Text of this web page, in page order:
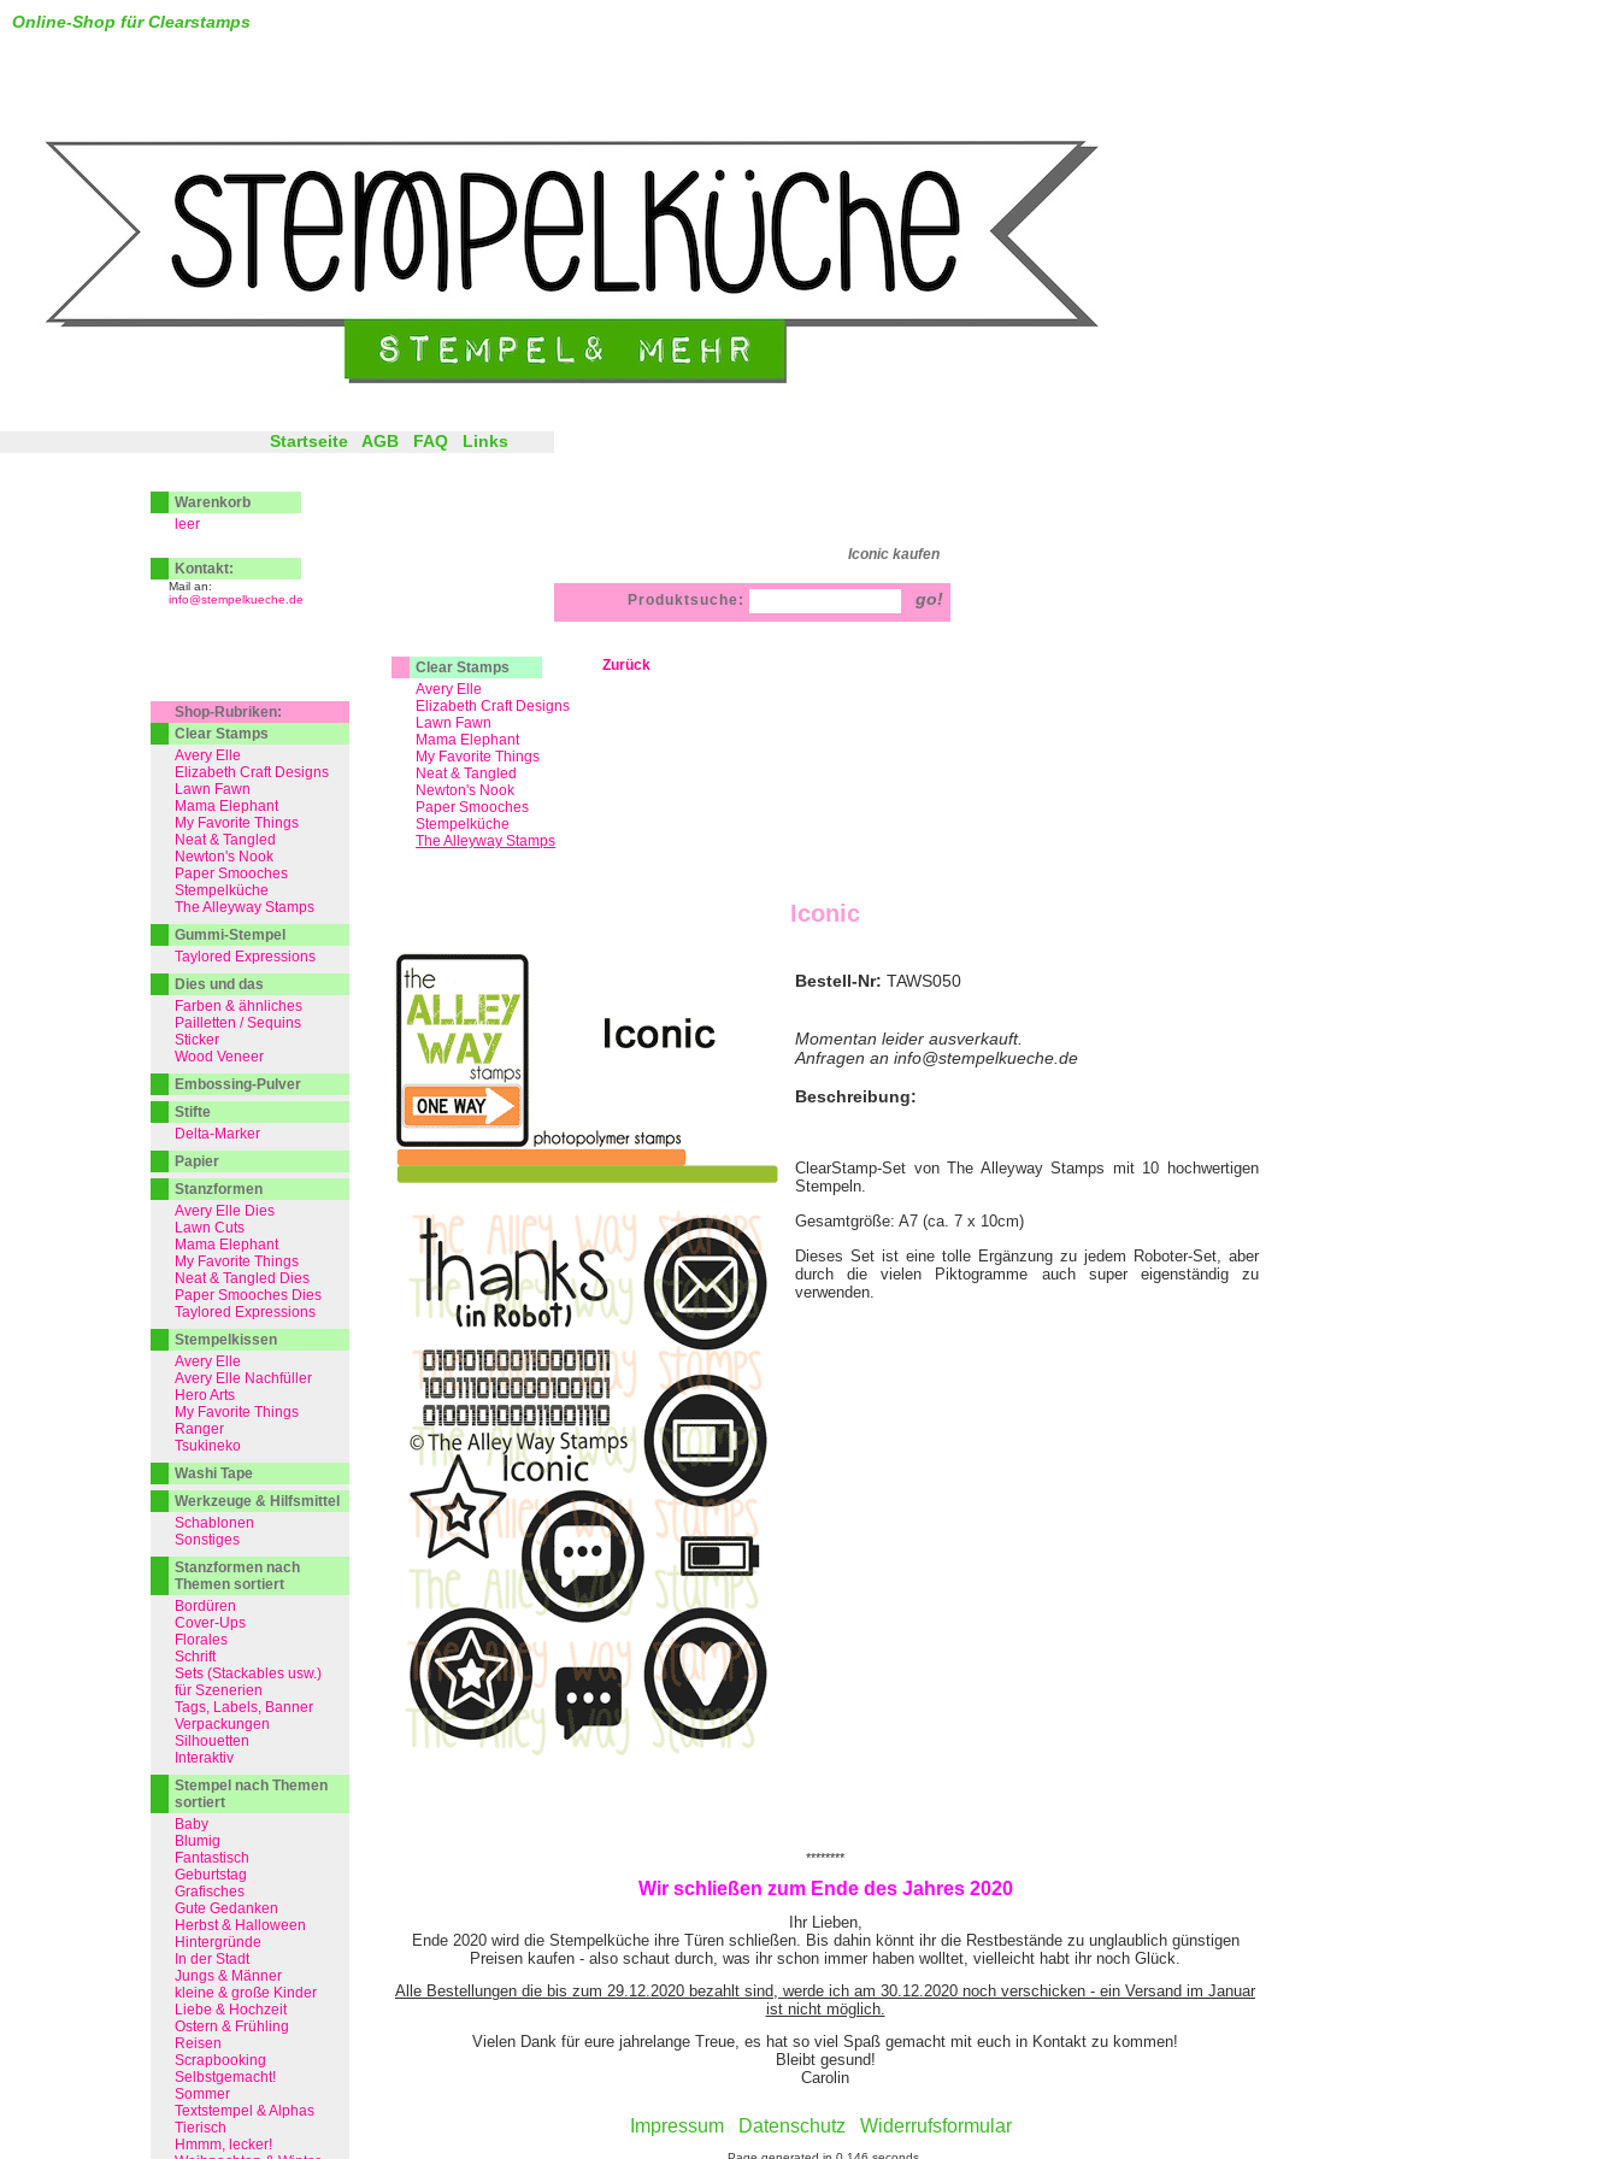
Iconic kaufen
Online-Shop für Clearstamps
Clear Stamps
Avery Elle
Elizabeth Craft Designs
Lawn Fawn
Mama Elephant
My Favorite Things
Neat & Tangled
Newton's Nook
Paper Smooches
Stempelküche
The Alleyway Stamps
Zurück
Iconic
Bestell-Nr: TAWS050
Momentan leider ausverkauft.
Anfragen an info@stempelkueche.de
Beschreibung:
ClearStamp-Set von The Alleyway Stamps mit 10 hochwertigen
Stempeln.
Gesamtgröße: A7 (ca. 7 x 10cm)
Dieses Set ist eine tolle Ergänzung zu jedem Roboter-Set, aber
durch die vielen Piktogramme auch super eigenständig zu
verwenden.
********
Wir schließen zum Ende des Jahres 2020
Ihr Lieben,
Ende 2020 wird die Stempelküche ihre Türen schließen. Bis dahin könnt ihr die Restbestände zu unglaublich günstigen
Preisen kaufen - also schaut durch, was ihr schon immer haben wolltet, vielleicht habt ihr noch Glück.
Alle Bestellungen die bis zum 29.12.2020 bezahlt sind, werde ich am 30.12.2020 noch verschicken - ein Versand im Januar
ist nicht möglich.
Vielen Dank für eure jahrelange Treue, es hat so viel Spaß gemacht mit euch in Kontakt zu kommen!
Bleibt gesund!
Carolin
Impressum Datenschutz Widerrufsformular
Startseite AGB FAQ Links
Produktsuche:
Warenkorb
leer
Kontakt:
Mail an:
info@stempelkueche.de
Shop-Rubriken:
Clear Stamps
Avery Elle
Elizabeth Craft Designs
Lawn Fawn
Mama Elephant
My Favorite Things
Neat & Tangled
Newton's Nook
Paper Smooches
Stempelküche
The Alleyway Stamps
Gummi-Stempel
Taylored Expressions
Dies und das
Farben & ähnliches
Pailletten / Sequins
Sticker
Wood Veneer
Embossing-Pulver
Stifte
Delta-Marker
Papier
Stanzformen
Avery Elle Dies
Lawn Cuts
Mama Elephant
My Favorite Things
Neat & Tangled Dies
Paper Smooches Dies
Taylored Expressions
Stempelkissen
Avery Elle
Avery Elle Nachfüller
Hero Arts
My Favorite Things
Ranger
Tsukineko
Washi Tape
Werkzeuge & Hilfsmittel
Schablonen
Sonstiges
Stanzformen nach
Themen sortiert
Bordüren
Cover-Ups
Florales
Schrift
Sets (Stackables usw.)
für Szenerien
Tags, Labels, Banner
Verpackungen
Silhouetten
Interaktiv
Stempel nach Themen
sortiert
Baby
Blumig
Fantastisch
Geburtstag
Grafisches
Gute Gedanken
Herbst & Halloween
Hintergründe
In der Stadt
Jungs & Männer
kleine & große Kinder
Liebe & Hochzeit
Ostern & Frühling
Reisen
Scrapbooking
Selbstgemacht!
Sommer
Textstempel & Alphas
Tierisch
Hmmm, lecker!